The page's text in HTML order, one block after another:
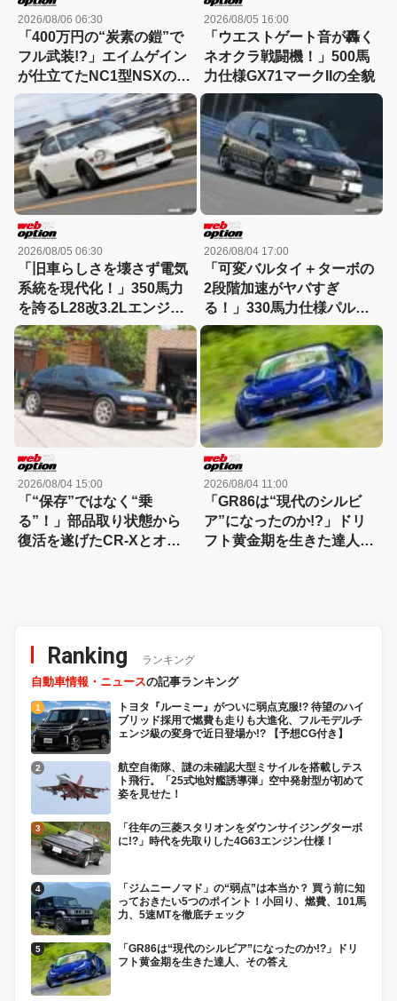
2026/08/06 06:30
「400万円の“炭素の鎧”で
フル武装!?」エイムゲイン
が仕立てたNC1型NSXの本
気
2026/08/05 16:00
「ウエストゲート音が轟く
ネオクラ戦闘機！」500馬
力仕様GX71マークIIの全貌
2026/08/05 06:30
「旧車らしさを壊さず電気
系統を現代化！」350馬力
を誇るL28改3.2Lエンジン
搭載S30Zに迫る
2026/08/04 17:00
「可変バルタイ＋ターボの
2段階加速がヤバすぎ
る！」330馬力仕様パルサ
ーVZ-Rの魔力
2026/08/04 15:00
「“保存”ではなく“乗
る”！」部品取り状態から
復活を遂げたCR-Xとオー
2026/08/04 11:00
「GR86は“現代のシルビ
ア”になったのか!?」ドリ
フト黄金期を生きた達人、
Ranking ランキング
自動車情報・ニュースの記事ランキング
トヨタ『ルーミー』がついに弱点克服!? 待望のハイ
ブリッド採用で燃費も走りも大進化、フルモデルチ
ェンジ級の変身で近日登場か!? 【予想CG付き】
航空自衛隊、謎の未確認大型ミサイルを搭載しテス
ト飛行。「25式地対艦誘導弾」空中発射型が初めて
姿を見せた！
「往年の三菱スタリオンをダウンサイジングターボ
に!?」時代を先取りした4G63エンジン仕様！
「ジムニーノマド」の“弱点”は本当か？ 買う前に知
っておきたい5つのポイント！小回り、燃費、101馬
力、5速MTを徹底チェック
「GR86は“現代のシルビア”になったのか!?」ドリ
フト黄金期を生きた達人、その答え